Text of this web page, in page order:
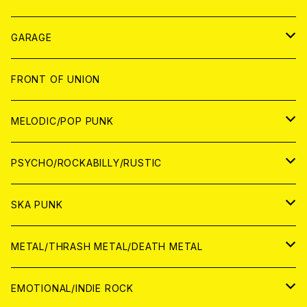
ANALOG
GARAGE
JAPAN
アナログ
CD
WORLD
アナログ
CD
FRONT OF UNION
MELODIC/POP PUNK
JAPAN
CD
ANALOG
WORLD
CD
ANALOG
PSYCHO/ROCKABILLY/RUSTIC
JAPAN
CD
ANALOG
WORLD
CD
SKA PUNK
JAPAN
CD
WORLD
METAL/THRASH METAL/DEATH METAL
JAPAN
EMOTIONAL/INDIE ROCK